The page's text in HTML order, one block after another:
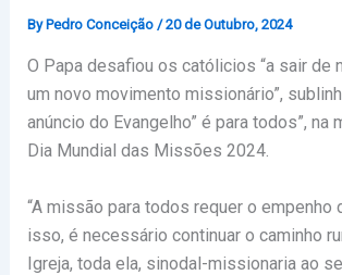
By Pedro Conceição /20 de Outubro, 2024
O Papa desafiou os católicios “a sair de
um novo movimento missionário”,
anúncio do Evangelho” é para todos”, na
Dia Mundial das Missões 2024.
“A missão para todos requer o empenho
isso, é necessário continuar o caminho
Igreja, toda ela, sinodal-missionaria ao